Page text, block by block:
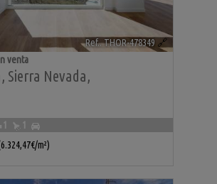
Ref.. THOR-478349 🔗
, Sierra Nevada,
venta
1 1
m²)